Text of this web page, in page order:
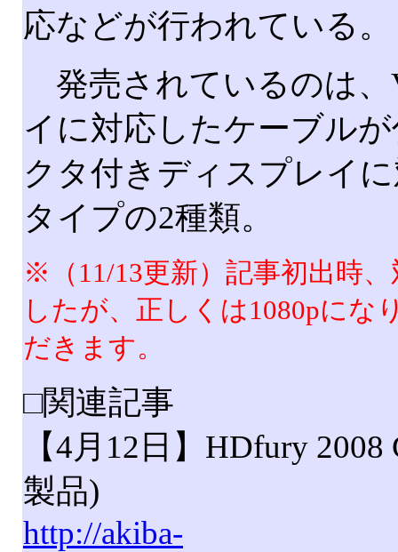
応などが行われている。
発売されているのは
イに対応したケーブル
クタ付きディスプレイ
タイプの2種類。
※（11/13更新）記事初出時
したが、正しくは1080pにな
だきます。
□関連記事
【4月12日】HDfury
製品)
http://akiba-